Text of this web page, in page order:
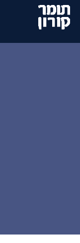
דלג
לתוכן